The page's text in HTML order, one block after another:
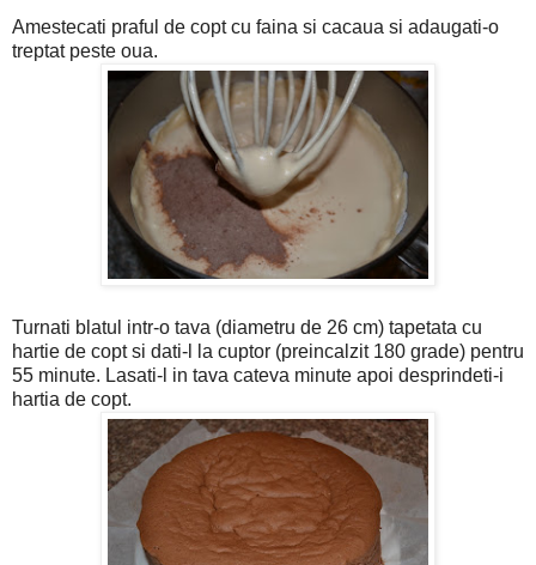
Amestecati praful de copt cu faina si cacaua si adaugati-o
treptat peste oua.
Turnati blatul intr-o tava (diametru de 26 cm) tapetata cu
hartie de copt si dati-l la cuptor (preincalzit 180 grade) pentru
55 minute. Lasati-l in tava cateva minute apoi desprindeti-i
hartia de copt.